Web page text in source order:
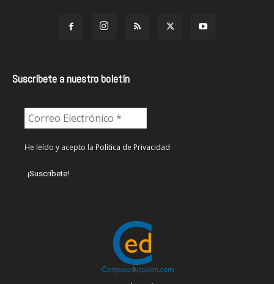
Suscríbete a nuestro boletín
He leído y acepto la Política de Privacidad